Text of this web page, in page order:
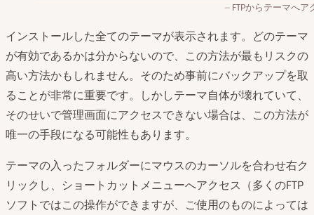
FTPからテーマへア
インストールした全てのテーマが表示されます。どのテーマ
が有効であるかは分からないので、この方法が最もリスクの
高い方法かもしれません。そのため事前にバックアップを取
ることが非常に重要です。しかしテーマ自体が壊れていて、
そのせいで管理画面にアクセスできない場合は、この方法が
唯一の手段になる可能性もあります。
テーマの入ったフォルダーにマウスのカーソルを合わせ右ク
リックし、ショートカットメニューへアクセス（多くのFTP
ソフトではこの操作ができますが、ご使用のものによっては